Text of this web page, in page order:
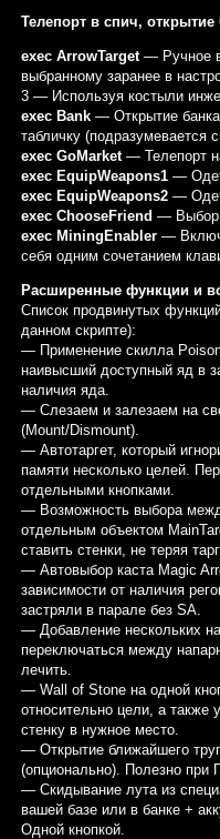
Телепорт в спич,
exec ArrowTarget— Ручное
выбранному заранее в
3 — Используя костыли
exec Bank— Открытие
табличку (подразумевается
exec GoMarket— Телепорт
exec EquipWeapons1—
exec EquipWeapons2—
exec ChooseFriend — Выбор
exec MiningEnabler—
себя одним сочетанием
Расширенные функции и
Список продвинутых
данном скрипте):
— Применение скилла
наивысший доступный яд в
наличия яда.
— Слезаем и залезаем на
(Mount/Dismount).
— Автотаргет, который
памяти несколько целей.
отдельными кнопками.
— Возможность выбора
отдельным объектом
ставить стенки, не теряя
— Автовыбор каста Magic
зависимости от наличия
застряли в парале без SA.
— Добавление нескольких
переключаться между
лечить.
— Wall of Stone на одной
относительно цели, а также
стенку в нужное место.
— Открытие ближайшего
(опционально). Полезно при
— Скидывание лута из
вашей базе или в банке +
Одной кнопкой.